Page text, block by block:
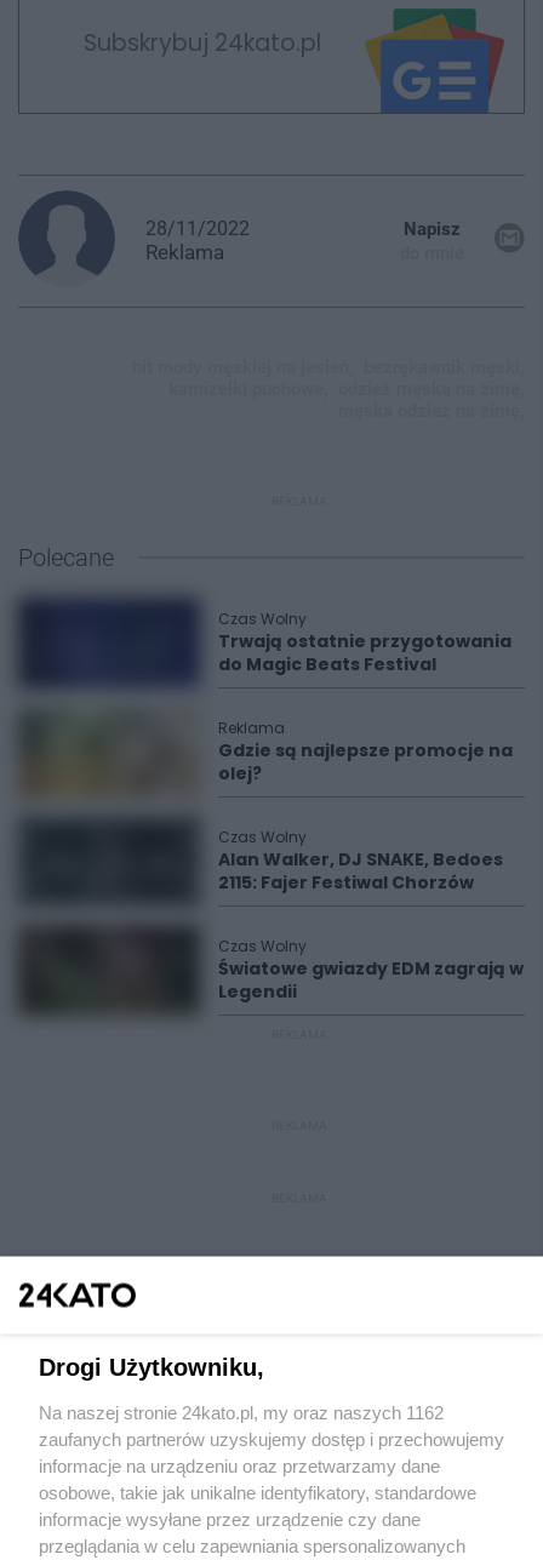
Subskrybuj 24kato.pl
28/11/2022
Reklama
Napisz
Polecane
Czas Wolny
Trwają ostatnie przygotowania
do Magic Beats Festival
Reklama
Gdzie są najlepsze promocje na
olej?
Czas Wolny
Alan Walker, DJ SNAKE, Bedoes
2115: Fajer Festiwal Chorzów
Czas Wolny
Światowe gwiazdy EDM zagrają w
Legendii
Wydawca mediów lokalnych
Drogi Użytkowniku,
Na naszej stronie 24kato.pl, my oraz naszych 1162
zaufanych partnerów uzyskujemy dostęp i przechowujemy
informacje na urządzeniu oraz przetwarzamy dane
osobowe, takie jak unikalne identyfikatory, standardowe
informacje wysyłane przez urządzenie czy dane
przeglądania w celu zapewniania spersonalizowanych